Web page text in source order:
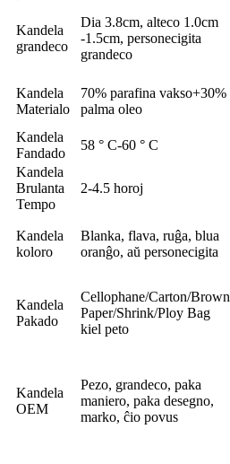
Kandela
grandeco
Dia 3.8cm, alteco 1.0cm
-1.5cm, personecigita
grandeco
Kandela
Materialo
70% parafina vakso+30%
palma oleo
Kandela
Fandado
58 ° C-60 ° C
Kandela
Brulanta
Tempo
2-4.5 horoj
Kandela
koloro
Blanka, flava, ruĝa, blua
oranĝo, aŭ personecigita
Kandela
Pakado
Cellophane/Carton/Brown
Paper/Shrink/Ploy Bag
kiel peto
Kandela
OEM
Pezo, grandeco, paka
maniero, paka desegno,
marko, ĉio povus